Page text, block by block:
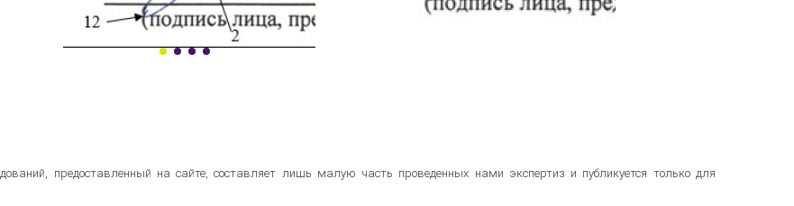
предоставленный на сайте, составляет лишь малую часть проведенных нами экспертиз и публикуется только для